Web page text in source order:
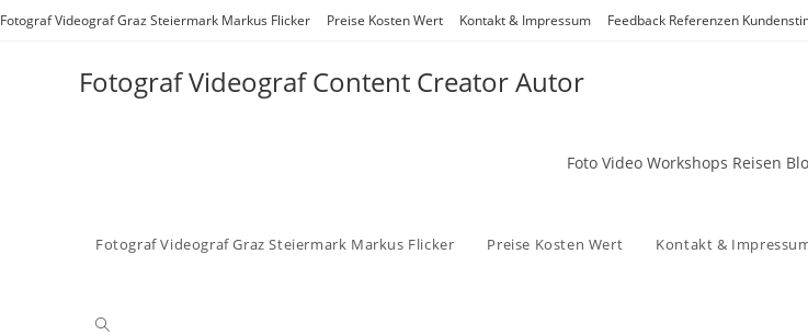
Zum
Fotograf Videograf Graz Steiermark Markus Flicker Preise Kosten Wert Kontakt & Impressum Feedback Referenzen
Fotograf Videograf Content Creator Autor
Foto Video Workshops Reisen
Fotograf Videograf Graz Steiermark Markus Flicker Preise Kosten Wert Kontakt &
Website-